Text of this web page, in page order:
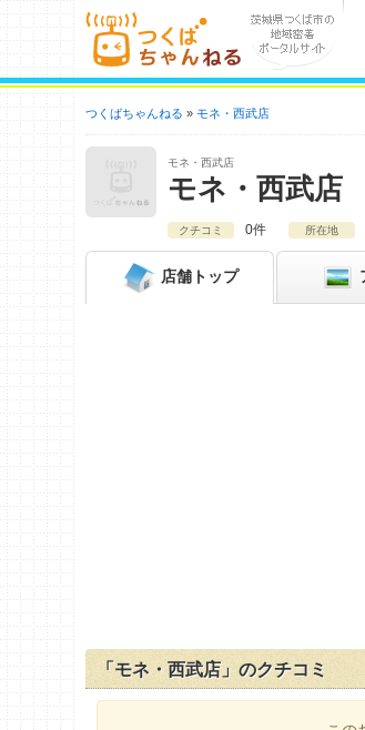
つくばちゃんねる モネ・西武店
モネ・西武店
モネ・西武店
クチコミ 0件 所在地
店舗 トップ
「モネ・西武店」のクチコミ